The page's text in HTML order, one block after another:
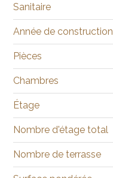
Sanitaire
Année de construction
Pièces
Chambres
Étage
Nombre d'étage total
Nombre de terrasse